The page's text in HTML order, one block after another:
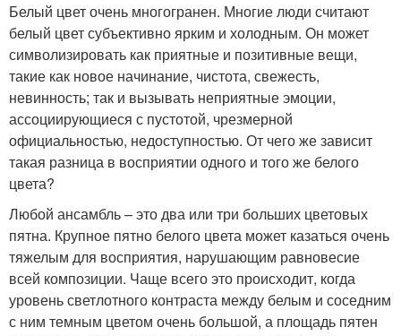
Белый цвет очень многогранен. Многие люди считают
белый цвет субъективно ярким и холодным. Он может
символизировать как приятные и позитивные вещи,
такие как новое начинание, чистота, свежесть,
невинность; так и вызывать неприятные эмоции,
ассоциирующиеся с пустотой, чрезмерной
официальностью, недоступностью. От чего же зависит
такая разница в восприятии одного и того же белого
цвета?
Любой ансамбль – это два или три больших цветовых
пятна. Крупное пятно белого цвета может казаться очень
тяжелым для восприятия, нарушающим равновесие
всей композиции. Чаще всего это происходит, когда
уровень светлотного контраста между белым и соседним
с ним темным цветом очень большой, а площадь пятен